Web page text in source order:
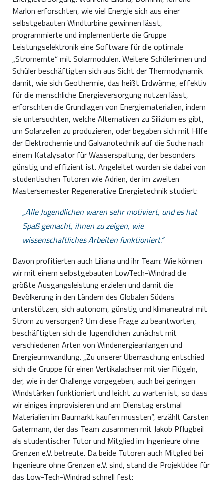
Marlon erforschten, wie viel Energie sich aus einer
selbstgebauten Windturbine gewinnen lässt,
programmierte und implementierte die Gruppe
Leistungselektronik eine Software für die optimale
„Stromernte“ mit Solarmodulen. Weitere Schülerinnen und
Schüler beschäftigten sich aus Sicht der Thermodynamik
damit, wie sich Geothermie, das heißt Erdwärme, effektiv
für die menschliche Energieversorgung nutzen lässt,
erforschten die Grundlagen von Energiematerialien, indem
sie untersuchten, welche Alternativen zu Silizium es gibt,
um Solarzellen zu produzieren, oder begaben sich mit Hilfe
der Elektrochemie und Galvanotechnik auf die Suche nach
einem Katalysator für Wasserspaltung, der besonders
günstig und effizient ist. Angeleitet wurden sie dabei von
studentischen Tutoren wie Adrien, der im zweiten
Mastersemester Regenerative Energietechnik studiert:
Alle Jugendlichen waren sehr motiviert, und es hat
Spaß gemacht, ihnen zu zeigen, wie
wissenschaftliches Arbeiten funktioniert.
Davon profitierten auch Liliana und ihr Team: Wie können
wir mit einem selbstgebauten LowTech-Windrad die
größte Ausgangsleistung erzielen und damit die
Bevölkerung in den Ländern des Globalen Südens
unterstützen, sich autonom, günstig und klimaneutral mit
Strom zu versorgen? Um diese Frage zu beantworten,
beschäftigten sich die Jugendlichen zunächst mit
verschiedenen Arten von Windenergieanlangen und
Energieumwandlung. „Zu unserer Überraschung entschied
sich die Gruppe für einen Vertikalachser mit vier Flügeln,
der, wie in der Challenge vorgegeben, auch bei geringen
Windstärken funktioniert und leicht zu warten ist, so dass
wir einiges improvisieren und am Dienstag erstmal
Materialien im Baumarkt kaufen mussten“, erzählt Carsten
Gatermann, der das Team zusammen mit Jakob Pflugbeil
als studentischer Tutor und Mitglied im Ingenieure ohne
Grenzen e.V. betreute. Da beide Tutoren auch Mitglied bei
Ingenieure ohne Grenzen e.V. sind, stand die Projektidee für
das Low-Tech-Windrad schnell fest: